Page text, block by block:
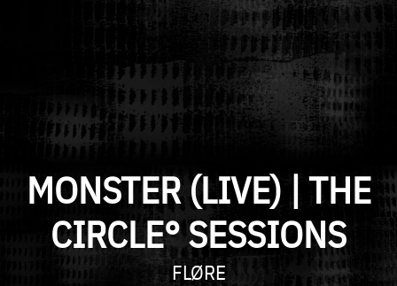
MONSTER (LIVE) | THE
CIRCLE° SESSIONS
FLØRE